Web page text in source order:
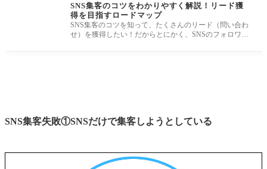
SNS集客のコツをわかりやすく解説！リード獲
得を目指すロードマップ
SNS集客のコツを知って、たくさんのリード（問い合わ
せ）を獲得したい！だからとにかく、SNSのフォロワー
SNS集客失敗①SNSだけで集客しようとしている